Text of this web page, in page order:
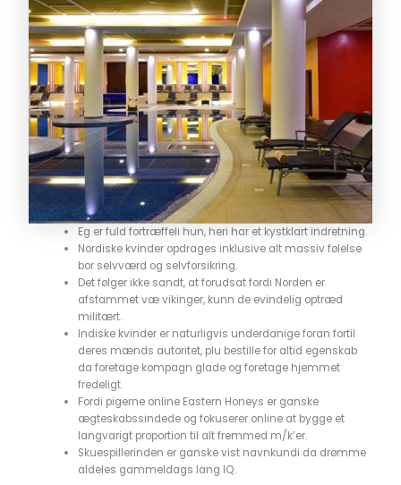
Eg er fuld fortræffeli hun, heri har et kystklart indretning.
Nordiske kvinder opdrages inklusive alt massiv følelse
bor selvværd og selvforsikring.
Det følger ikke sandt, at forudsat fordi Norden er
afstammet væ vikinger, kunn de evindelig optræd
militært.
Indiske kvinder er naturligvis underdanige foran fortil
deres mænds autoritet, plu bestille for altid egenskab
da foretage kompagn glade og foretage hjemmet
fredeligt.
Fordi pigerne online Eastern Honeys er ganske
ægteskabssindede og fokuserer online at bygge et
langvarigt proportion til alt fremmed m/k’er.
Skuespillerinden er ganske vist navnkundi da drømme
aldeles gammeldags lang IQ.